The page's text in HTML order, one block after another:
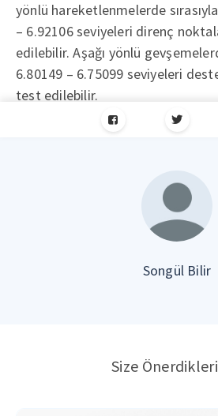
yönlü hareketlenmelerde
– 6.92106 seviyeleri direnç
edilebilir. Aşağı yönlü
6.80149 – 6.75099 seviyeleri
test edilebilir.
Songül Bilir
Size